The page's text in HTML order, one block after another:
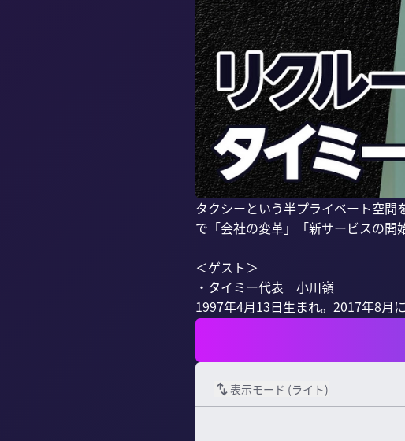
タクシーという半プライベート空間
で「会社の変革」「新サービスの開
＜ゲスト＞
・タイミー代表　小川嶺
1997年4月13日生まれ。2017年8月
表示モード (ライト)